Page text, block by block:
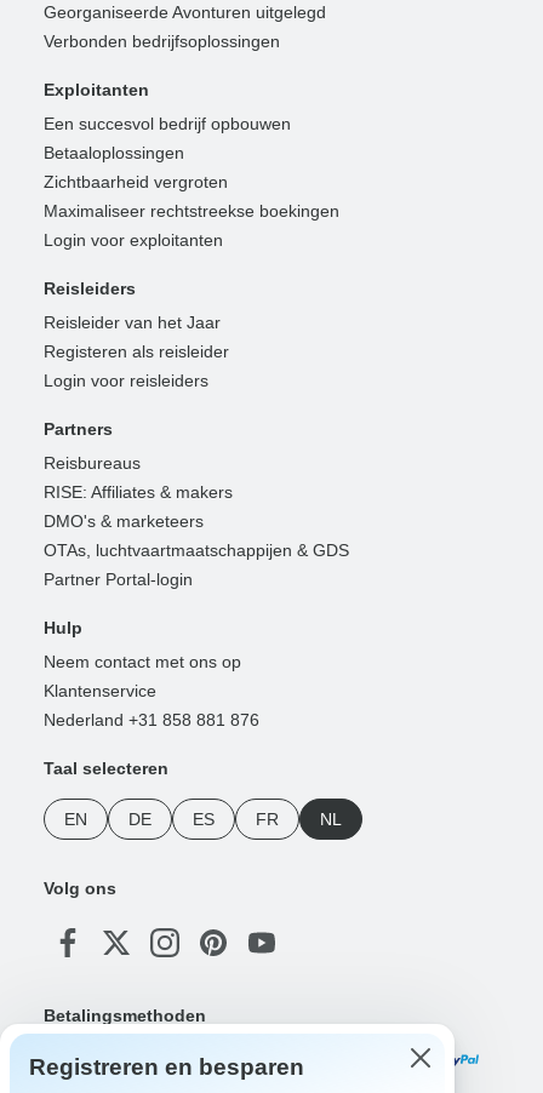
Georganiseerde Avonturen uitgelegd
Verbonden bedrijfsoplossingen
Exploitanten
Een succesvol bedrijf opbouwen
Betaaloplossingen
Zichtbaarheid vergroten
Maximaliseer rechtstreekse boekingen
Login voor exploitanten
Reisleiders
Reisleider van het Jaar
Registeren als reisleider
Login voor reisleiders
Partners
Reisbureaus
RISE: Affiliates & makers
DMO's & marketeers
OTAs, luchtvaartmaatschappijen & GDS
Partner Portal-login
Hulp
Neem contact met ons op
Klantenservice
Nederland +31 858 881 876
Taal selecteren
EN DE ES FR NL
Volg ons
Betalingsmethoden
Registreren en besparen